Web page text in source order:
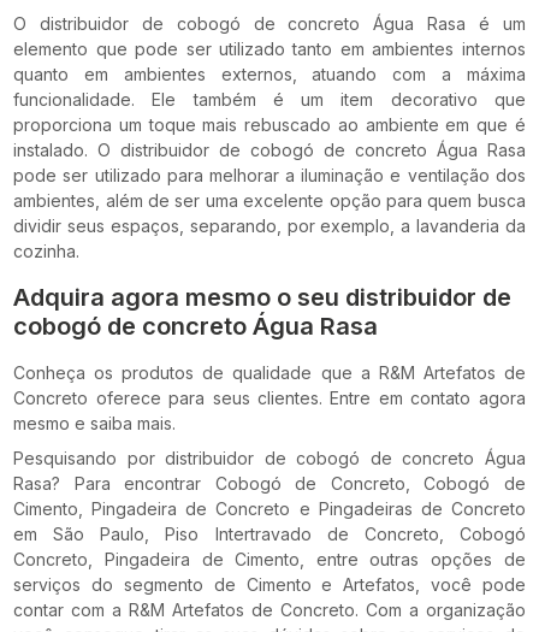
O distribuidor de cobogó de concreto Água Rasa é um
elemento que pode ser utilizado tanto em ambientes internos
quanto em ambientes externos, atuando com a máxima
funcionalidade. Ele também é um item decorativo que
proporciona um toque mais rebuscado ao ambiente em que é
instalado. O distribuidor de cobogó de concreto Água Rasa
pode ser utilizado para melhorar a iluminação e ventilação dos
ambientes, além de ser uma excelente opção para quem busca
dividir seus espaços, separando, por exemplo, a lavanderia da
cozinha.
Adquira agora mesmo o seu distribuidor de
cobogó de concreto Água Rasa
Conheça os produtos de qualidade que a R&M Artefatos de
Concreto oferece para seus clientes. Entre em contato agora
mesmo e saiba mais.
Pesquisando por distribuidor de cobogó de concreto Água
Rasa? Para encontrar Cobogó de Concreto, Cobogó de
Cimento, Pingadeira de Concreto e Pingadeiras de Concreto
em São Paulo, Piso Intertravado de Concreto, Cobogó
Concreto, Pingadeira de Cimento, entre outras opções de
serviços do segmento de Cimento e Artefatos, você pode
contar com a R&M Artefatos de Concreto. Com a organização